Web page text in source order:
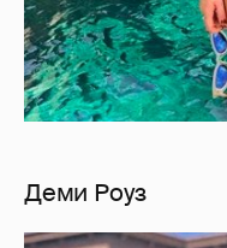
Деми Роуз